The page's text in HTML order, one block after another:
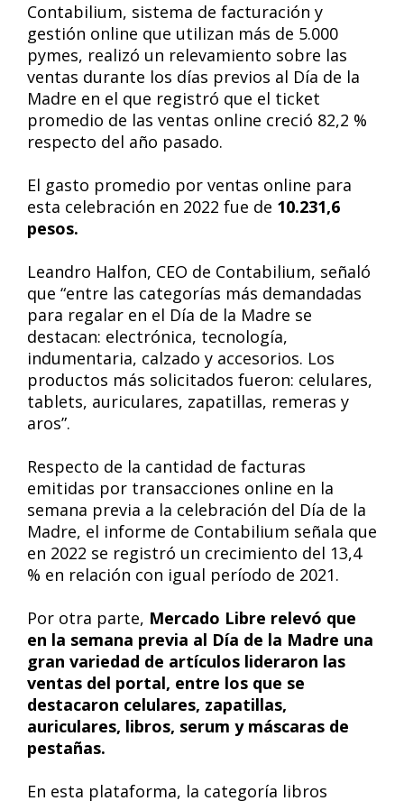
Contabilium, sistema de facturación y
gestión online que utilizan más de 5.000
pymes, realizó un relevamiento sobre las
ventas durante los días previos al Día de la
Madre en el que registró que el ticket
promedio de las ventas online creció 82,2 %
respecto del año pasado.
El gasto promedio por ventas online para
esta celebración en 2022 fue de 10.231,6
pesos.
Leandro Halfon, CEO de Contabilium, señaló
que “entre las categorías más demandadas
para regalar en el Día de la Madre se
destacan: electrónica, tecnología,
indumentaria, calzado y accesorios. Los
productos más solicitados fueron: celulares,
tablets, auriculares, zapatillas, remeras y
aros”.
Respecto de la cantidad de facturas
emitidas por transacciones online en la
semana previa a la celebración del Día de la
Madre, el informe de Contabilium señala que
en 2022 se registró un crecimiento del 13,4
% en relación con igual período de 2021.
Por otra parte, Mercado Libre relevó que
en la semana previa al Día de la Madre una
gran variedad de artículos lideraron las
ventas del portal, entre los que se
destacaron celulares, zapatillas,
auriculares, libros, serum y máscaras de
pestañas.
En esta plataforma, la categoría libros